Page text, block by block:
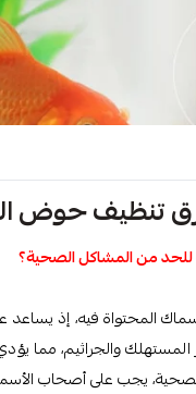
تنظيف حوض
من المشاكل الصحية؟
المحتواة فيه، إذ
والجراثيم، مما يؤدي
يجب على أصحاب